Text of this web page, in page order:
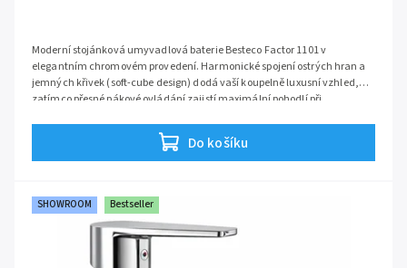
Do košíku
Moderní stojánková umyvadlová baterie Besteco Factor 1101 v
elegantním chromovém provedení. Harmonické spojení ostrých hran a
jemných křivek (soft-cube design) dodá vaší koupelně luxusní vzhled,
zatímco přesné pákové ovládání zajistí maximální pohodlí při
Série:Factor
SHOWROOM Bestseller